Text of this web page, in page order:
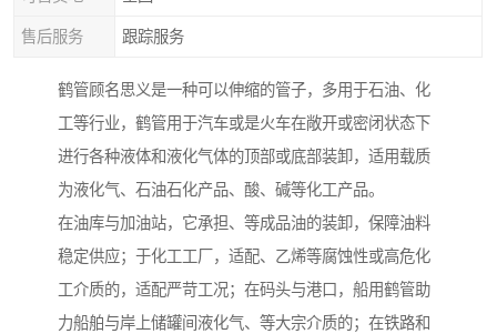
售后服务 跟踪服务
鹤管顾名思义是一种可以伸缩的管子，多用于石油、化
工等行业，鹤管用于汽车或是火车在敞开或密闭状态下
进行各种液体和液化气体的顶部或底部装卸，适用载质
为液化气、石油石化产品、酸、碱等化工产品。
在油库与加油站，它承担、等成品油的装卸，保障油料
稳定供应；于化工工厂，适配、乙烯等腐蚀性或高危化
工介质的，适配严苛工况；在码头与港口，船用鹤管助
力船舶与岸上储罐间液化气、等大宗介质的；在铁路和